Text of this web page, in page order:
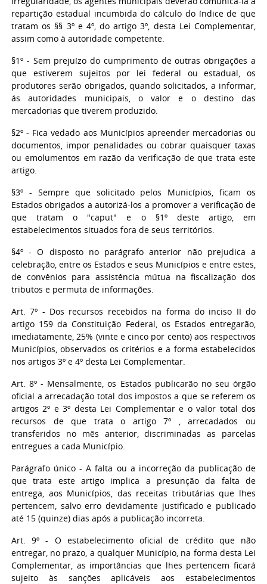
repartição estadual incumbida do cálculo do índice de que
tratam os §§ 3º e 4º, do artigo 3º, desta Lei Complementar,
assim como à autoridade competente.
§1º - Sem prejuízo do cumprimento de outras obrigações a
que estiverem sujeitos por lei federal ou estadual, os
produtores serão obrigados, quando solicitados, a informar,
ás autoridades municipais, o valor e o destino das
mercadorias que tiverem produzido.
§2º - Fica vedado aos Municípios apreender mercadorias ou
documentos, impor penalidades ou cobrar quaisquer taxas
ou emolumentos em razão da verificação de que trata este
artigo.
§3º - Sempre que solicitado pelos Municípios, ficam os
Estados obrigados a autorizá-los a promover a verificação de
que tratam o "caput" e o §1º deste artigo, em
estabelecimentos situados fora de seus territórios.
§4º - O disposto no parágrafo anterior não prejudica a
celebração, entre os Estados e seus Municípios e entre estes,
de convênios para assistência mútua na fiscalização dos
tributos e permuta de informações.
Art. 7º - Dos recursos recebidos na forma do inciso II do
artigo 159 da Constituição Federal, os Estados entregarão,
imediatamente, 25% (vinte e cinco por cento) aos respectivos
Municípios, observados os critérios e a forma estabelecidos
nos artigos 3º e 4º desta Lei Complementar.
Art. 8º - Mensalmente, os Estados publicarão no seu órgão
oficial a arrecadação total dos impostos a que se referem os
artigos 2º e 3º desta Lei Complementar e o valor total dos
recursos de que trata o artigo 7º , arrecadados ou
transferidos no mês anterior, discriminadas as parcelas
entregues a cada Município.
Parágrafo único - A falta ou a incorreção da publicação de
que trata este artigo implica a presunção da falta de
entrega, aos Municípios, das receitas tributárias que lhes
pertencem, salvo erro devidamente justificado e publicado
até 15 (quinze) dias após a publicação incorreta.
Art. 9º - O estabelecimento oficial de crédito que não
entregar, no prazo, a qualquer Município, na forma desta Lei
Complementar, as importâncias que lhes pertencem ficará
sujeito às sanções aplicáveis aos estabelecimentos